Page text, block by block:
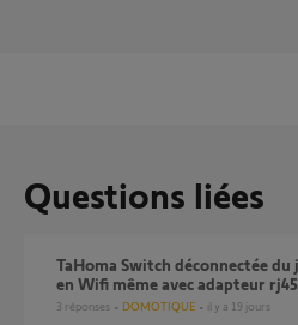
Questions liées
TaHoma Switch déconnectée du jour au lendemain, échec
en Wifi même avec adapteur rj45
3 réponses DOMOTIQUE il y a 19 jours